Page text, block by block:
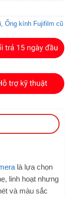
Ống kính Fujifilm cũ
là lựa chọn
linh hoạt nhưng
và màu sắc